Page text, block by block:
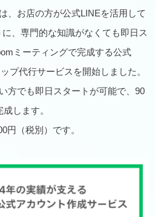
、お店の方が公式LINEを活用して
、専門的な知識がなくても即日ス
ミーティングで完成する公式
プ代行サービスを開始しました。
方でも即日スタートが可能で、90
します。
（税別）です。